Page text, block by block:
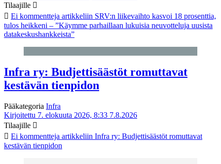
Tilaajille
Ei kommentteja artikkeliin SRV:n liikevaihto kasvoi 18 prosenttia,
tulos heikkeni – ”Käymme parhaillaan lukuisia neuvotteluja uusista
datakeskushankkeista”
Infra ry: Budjettisäästöt romuttavat
kestävän tienpidon
Pääkategoria Infra
Kirjoitettu 7. elokuuta 2026, 8:33 7.8.2026
Tilaajille
Ei kommentteja artikkeliin Infra ry: Budjettisäästöt romuttavat
kestävän tienpidon